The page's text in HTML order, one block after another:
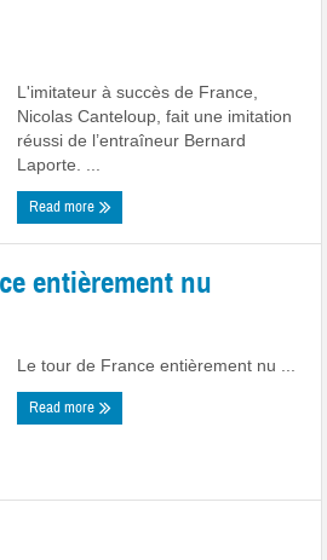
L'imitateur à succès de France,
Nicolas Canteloup, fait une imitation
réussi de l’entraîneur Bernard
Laporte. ...
Read more
entièrement nu
Le tour de France entièrement nu ...
Read more